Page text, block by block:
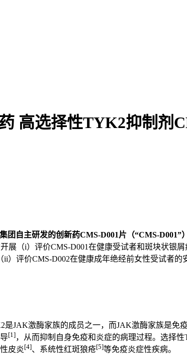
高选择性TYK2抑制剂
集团自主研发的创新药CMS-D001片（“CMS-D001”
展（i）评价CMS-D001在健康受试者和斑块状银
）评价CMS-D002在健康成年绝经前女性受试者
JAK激酶家族的成员之一，而JAK激酶家族是
[1]，从而抑制自身免疫和炎症的病理过程。选择
皮炎[4]、系统性红斑狼疮[5]等免疫炎症性疾病。